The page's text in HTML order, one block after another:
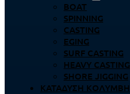
BOAT
SPINNING
CASTING
EGING
SURF CASTING
HEAVY CASTING
SHORE JIGGING
ΚΑΤΆΔΥΣΗ